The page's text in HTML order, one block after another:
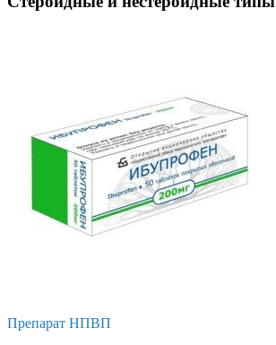
Препарат НПВП